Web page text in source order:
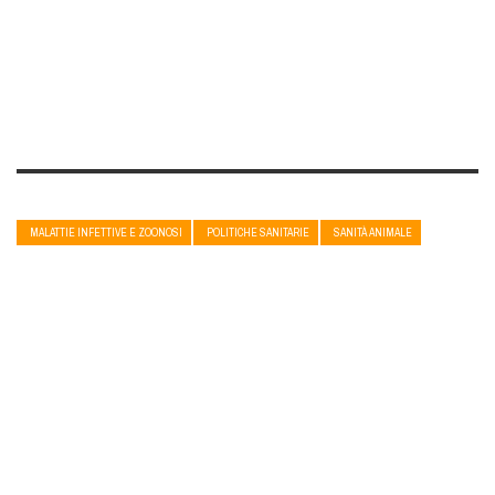
MALATTIE INFETTIVE E ZOONOSI POLITICHE SANITARIE SANITÀ ANIMALE